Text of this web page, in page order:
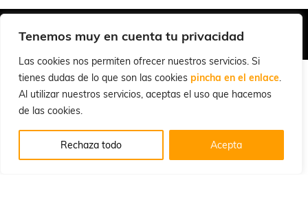
Tenemos muy en cuenta tu privacidad
Las cookies nos permiten ofrecer nuestros servicios. Si
tienes dudas de lo que son las cookies pincha en el enlace.
Al utilizar nuestros servicios, aceptas el uso que hacemos
de las cookies.
Rechaza todo Acepta
© 2026 Cuchillalia.com